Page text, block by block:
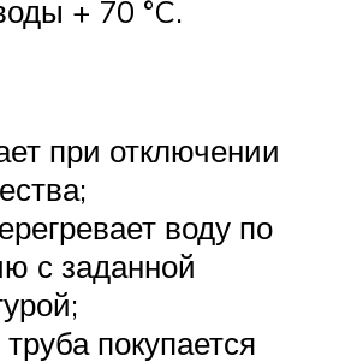
+ 70 °C.
при отключении
воду по
с заданной
покупается